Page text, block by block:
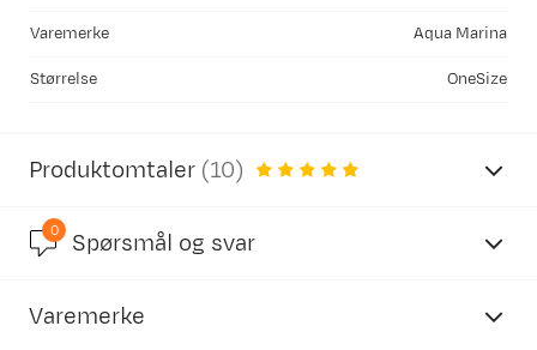
Varemerke Aqua Marina
Størrelse OneSize
Produktomtaler (10)
4.9
0 Spørsmål og svar
Varemerke